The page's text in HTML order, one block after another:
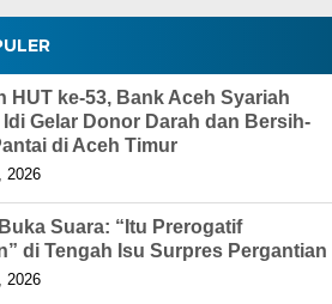
HUT ke-53, Bank Aceh Syariah
Gelar Donor Darah dan Bersih-
di Aceh Timur
2026
Suara: “Itu Prerogatif
di Tengah Isu Surpres Pergantian
2026